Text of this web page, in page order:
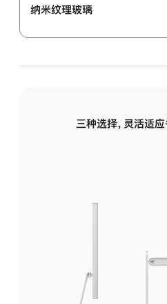
纳米纹理玻璃
三种选择，灵活适应